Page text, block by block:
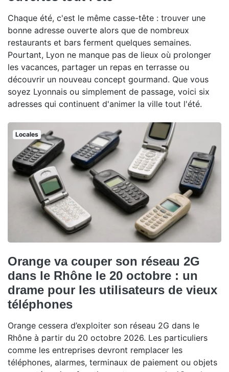
Chaque été, c'est le même casse-tête : trouver une
bonne adresse ouverte alors que de nombreux
restaurants et bars ferment quelques semaines.
Pourtant, Lyon ne manque pas de lieux où prolonger
les vacances, partager un repas en terrasse ou
découvrir un nouveau concept gourmand. Que vous
soyez Lyonnais ou simplement de passage, voici six
adresses qui continuent d'animer la ville tout l'été.
Locales
Orange va couper son réseau 2G
dans le Rhône le 20 octobre : un
drame pour les utilisateurs de vieux
téléphones
Orange cessera d’exploiter son réseau 2G dans le
Rhône à partir du 20 octobre 2026. Les particuliers
comme les entreprises devront remplacer les
téléphones, alarmes, terminaux de paiement ou objets